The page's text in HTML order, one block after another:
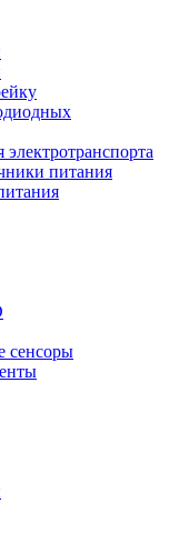
электротранспорта
питания
сенсоры